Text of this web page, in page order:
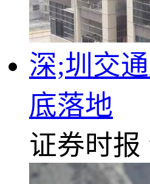
深;圳交
底落地
证券时报